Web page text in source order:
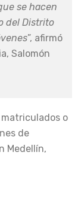
se hacen
del Distrito
”, afirmó
Salomón
o
de
Medellín,